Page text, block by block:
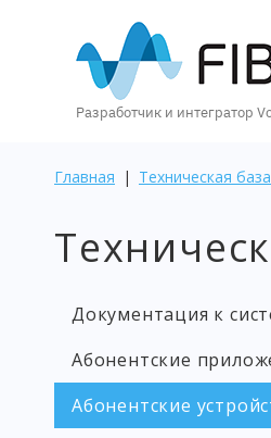
КОМПАНИЯ
УСЛУГИ
ВОЗМОЖНОСТИ
Разработчик и интегратор
Главная | Техническая
Документация к
Абонентские
Абонентские